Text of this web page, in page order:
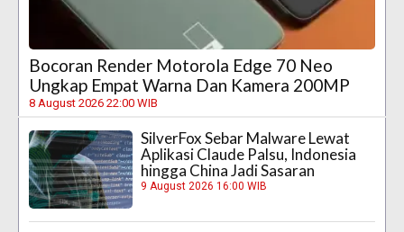
Bocoran Render Motorola Edge 70 Neo
Ungkap Empat Warna Dan Kamera 200MP
8 August 2026 22:00 WIB
SilverFox Sebar Malware Lewat
Aplikasi Claude Palsu, Indonesia
hingga China Jadi Sasaran
9 August 2026 16:00 WIB